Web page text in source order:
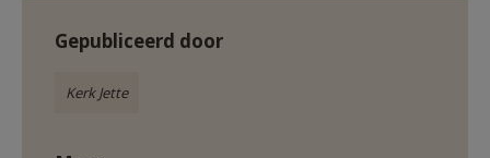
Gepubliceerd door
Kerk Jette